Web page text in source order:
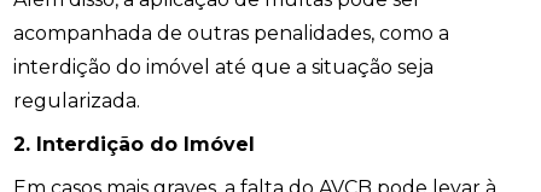
acompanhada de outras penalidades, como a
interdição do imóvel até que a situação seja
regularizada.
2. Interdição do Imóvel